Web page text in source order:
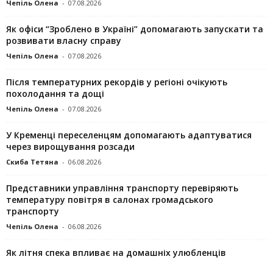
Чепіль Олена - 07.08.2026
Як офіси “Зроблено в Україні” допомагають запускaти та
розвивати власну справу
Чепіль Олена - 07.08.2026
Після температурних рекордів у регіоні очікують
похолодання та дощі
Чепіль Олена - 07.08.2026
У Кременці переселенцям допомагають адаптуватися
через вирощування розсади
Скиба Тетяна - 06.08.2026
Представники управління транспорту перевіряють
температуру повітря в салонах громадського
транспорту
Чепіль Олена - 06.08.2026
Як літня спека впливає на домашніх улюбленців